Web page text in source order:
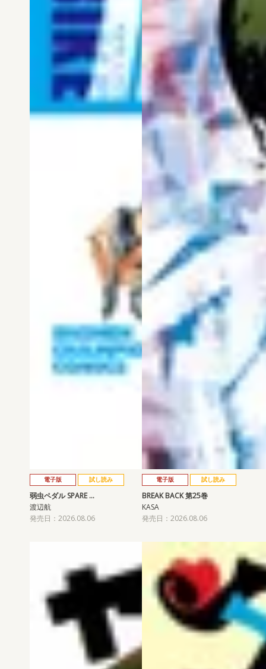
電子版 試し読み
弱虫ペダル SPARE …
渡辺航
発売日：2026.08.06
電子版 試し読み
BREAK BACK 第25巻
KASA
発売日：2026.08.06